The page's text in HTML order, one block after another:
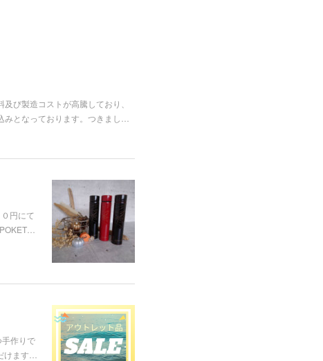
び製造コストが高騰しており、
となっております。つきまし…
円にて
作りで
ます…